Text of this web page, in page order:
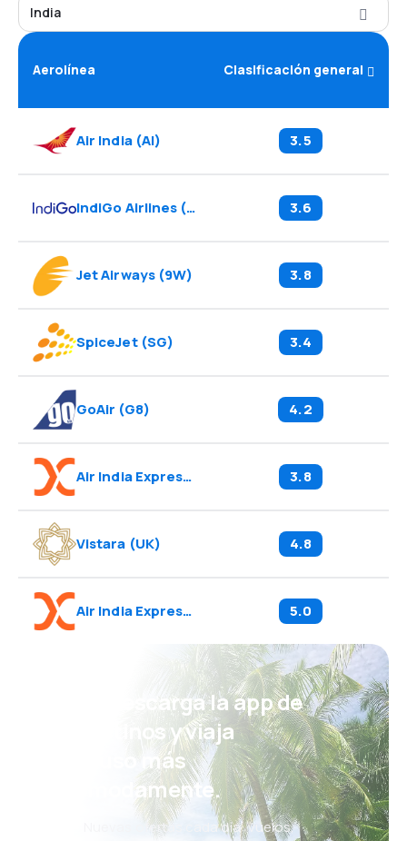
India
Aerolínea Clasificación general
Air India(AI) 3.5
IndiGo Airlines (6E 3.6
Jet Airways(9W) 3.8
SpiceJet(SG) 3.4
GoAir (G8) 4.2
Air India Express( 3.8
Vistara (UK) 4.8
Air India Express( 5.0
¡Eh! Descarga la app de
eDestinos y viaja
incluso más
cómodamente.
Nuevas ofertas cada día: vuelos,